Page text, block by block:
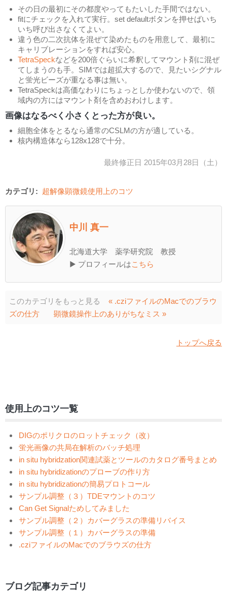
その日の最初にその都度やってもたいした手間ではない。
fitにチェックを入れて実行。set defaultボタンを押せばいち
いち呼び出さなくてよい。
違う色の二次抗体を混ぜて染めたものを用意して、最初に
キャリブレーションをすれば安心。
TetraSpeckなどを200倍ぐらいに希釈してマウント剤に混ぜ
てしまうのも手。SIMでは超拡大するので、見たいシグナル
と蛍光ビーズが重なる事は無い。
TetraSpeckは高価なわりにちょっとしか使わないので、領
域内の方にはマウント剤を含めおわけします。
画像はなるべく小さくとった方が良い。
細胞全体をとるなら通常のCSLMの方が適している。
核内構造体なら128x128で十分。
最終修正日 2015年03月28日（土）
カテゴリ: 超解像顕微鏡使用上のコツ
中川 真一
北海道大学 薬学研究院 教授
▶ プロフィールはこちら
このカテゴリをもっと見る
« .cziファイルのMacでのブラウ
ズの仕方
顕微鏡操作上のありがちなミス »
トップへ戻る
使用上のコツ一覧
DIGのポリクロのロットチェック（改）
蛍光画像の共局在解析のバッチ処理
in situ hybridzation関連試薬とツールのカタログ番号まとめ
in situ hybridizationのプローブの作り方
in situ hybridizationの簡易プロトコール
サンプル調整（３）TDEマウントのコツ
Can Get Signalためしてみました
サンプル調整（２）カバーグラスの準備リバイス
サンプル調整（１）カバーグラスの準備
.cziファイルのMacでのブラウズの仕方
ブログ記事カテゴリ